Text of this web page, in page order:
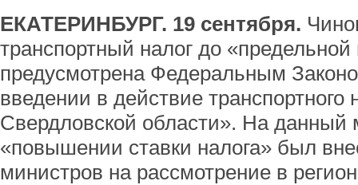
ЕКАТЕРИНБУРГ. 19 сентября.
транспортный налог до «предельной
предусмотрена Федеральным
введении в действие транспортного
Свердловской области». На данный
«повышении ставки налога» был
министров на рассмотрение в